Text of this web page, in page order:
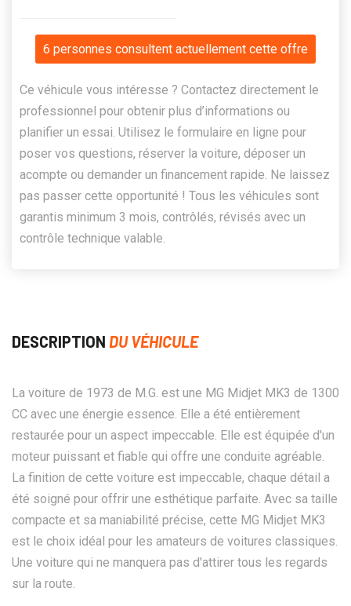
6 personnes consultent actuellement cette offre
Ce véhicule vous intéresse ? Contactez directement le
professionnel pour obtenir plus d’informations ou
planifier un essai. Utilisez le formulaire en ligne pour
poser vos questions, réserver la voiture, déposer un
acompte ou demander un financement rapide. Ne laissez
pas passer cette opportunité ! Tous les véhicules sont
garantis minimum 3 mois, contrôlés, révisés avec un
contrôle technique valable.
DESCRIPTION DU VÉHICULE
La voiture de 1973 de M.G. est une MG Midjet MK3 de 1300
CC avec une énergie essence. Elle a été entièrement
restaurée pour un aspect impeccable. Elle est équipée d'un
moteur puissant et fiable qui offre une conduite agréable.
La finition de cette voiture est impeccable, chaque détail a
été soigné pour offrir une esthétique parfaite. Avec sa taille
compacte et sa maniabilité précise, cette MG Midjet MK3
est le choix idéal pour les amateurs de voitures classiques.
Une voiture qui ne manquera pas d'attirer tous les regards
sur la route.